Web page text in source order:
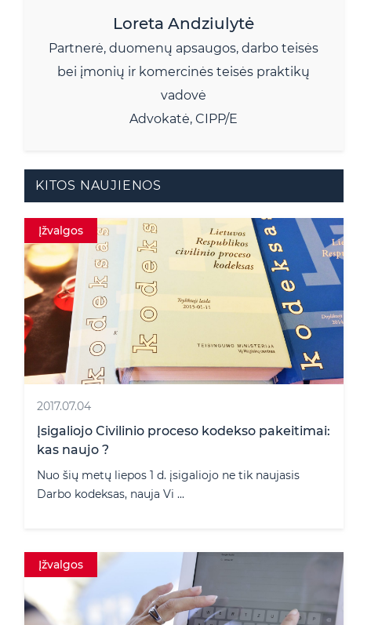
Loreta Andziulytė
Partnerė, duomenų apsaugos, darbo teisės
bei įmonių ir komercinės teisės praktikų
vadovė
Advokatė, CIPP/E
KITOS NAUJIENOS
Įžvalgos
2017.07.04
Įsigaliojo Civilinio proceso kodekso pakeitimai:
kas naujo ?
Nuo šių metų liepos 1 d. įsigaliojo ne tik naujasis
Darbo kodeksas, nauja Vi ...
Įžvalgos